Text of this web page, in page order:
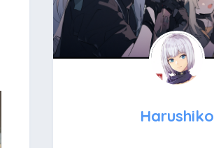
Harushiko